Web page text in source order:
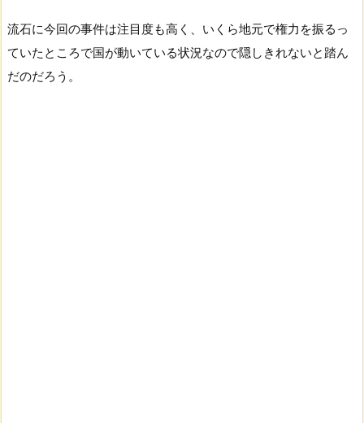
流石に今回の事件は注目度も高く、いくら地元で権力を振るっ
ていたところで国が動いている状況なので隠しきれないと踏ん
だのだろう。